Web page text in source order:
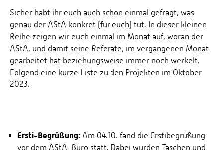
Sicher habt ihr euch auch schon einmal gefragt, was
genau der AStA konkret (für euch) tut. In dieser kleinen
Reihe zeigen wir euch einmal im Monat auf, woran der
AStA, und damit seine Referate, im vergangenen Monat
gearbeitet hat beziehungsweise immer noch werkelt.
Folgend eine kurze Liste zu den Projekten im Oktober
2023.
Ersti-Begrüßung: Am 04.10. fand die Erstibegrüßung
vor dem AStA-Büro statt. Dabei wurden Taschen und